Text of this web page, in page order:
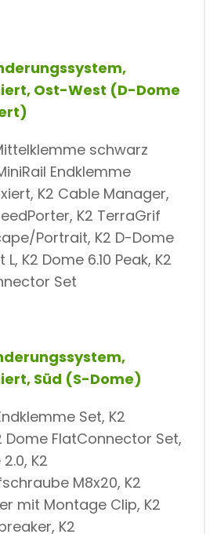
Ost-West (D-Dome
schwarz
Endklemme
K2 Cable Manager,
K2 TerraGrif
Portrait, K2 D-Dome
L, K2 Dome 6.10 Peak, K2
Set
Süd (S-Dome)
Set, K2
Dome FlatConnector Set,
K2
M8x20, K2
mit Montage Clip, K2
K2